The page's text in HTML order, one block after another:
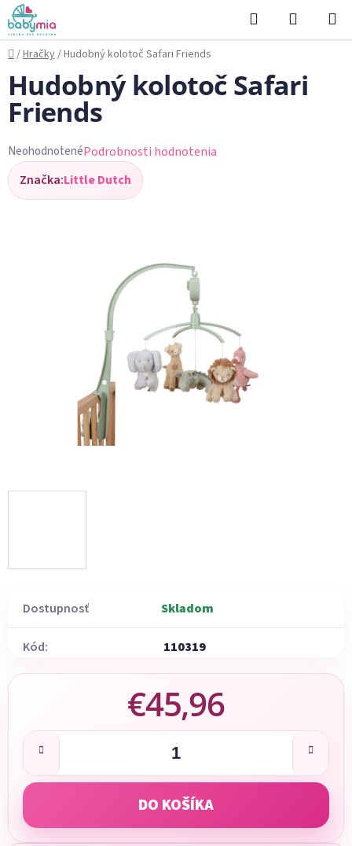
Prejsť
na
obsah
Hľadať
KOŠÍK
Domov
/Hračky/Hudobný kolotoč Safari Friends
Dostupnosť Skladom
Kód: 110319
€45,96
Jednotková cena:
DO KOŠÍKA
Hudobný kolotoč Safari
Friends
Priemerné
hodnotenie
produktu
NeohodnotenéPodrobnosti hodnotenia
Značka:Little Dutch